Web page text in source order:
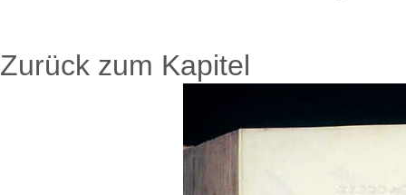
Zurück zum Kapitel